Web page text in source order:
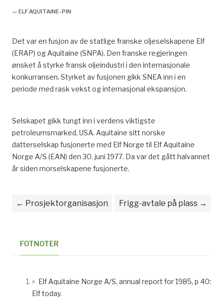
— ELF AQUITAINE-PIN
Det var en fusjon av de statlige franske oljeselskapene Elf
(ERAP) og Aquitaine (SNPA). Den franske regjeringen
ønsket å styrke fransk oljeindustri i den internasjonale
konkurransen. Styrket av fusjonen gikk SNEA inn i en
periode med rask vekst og internasjonal ekspansjon.
Selskapet gikk tungt inn i verdens viktigste
petroleumsmarked, USA. Aquitaine sitt norske
datterselskap fusjonerte med Elf Norge til Elf Aquitaine
Norge A/S (EAN) den 30. juni 1977. Da var det gått halvannet
år siden morselskapene fusjonerte.
Prosjektorganisasjon Frigg-avtale på plass
FOTNOTER
^ Elf Aquitaine Norge A/S, annual report for 1985, p 40:
Elf today.